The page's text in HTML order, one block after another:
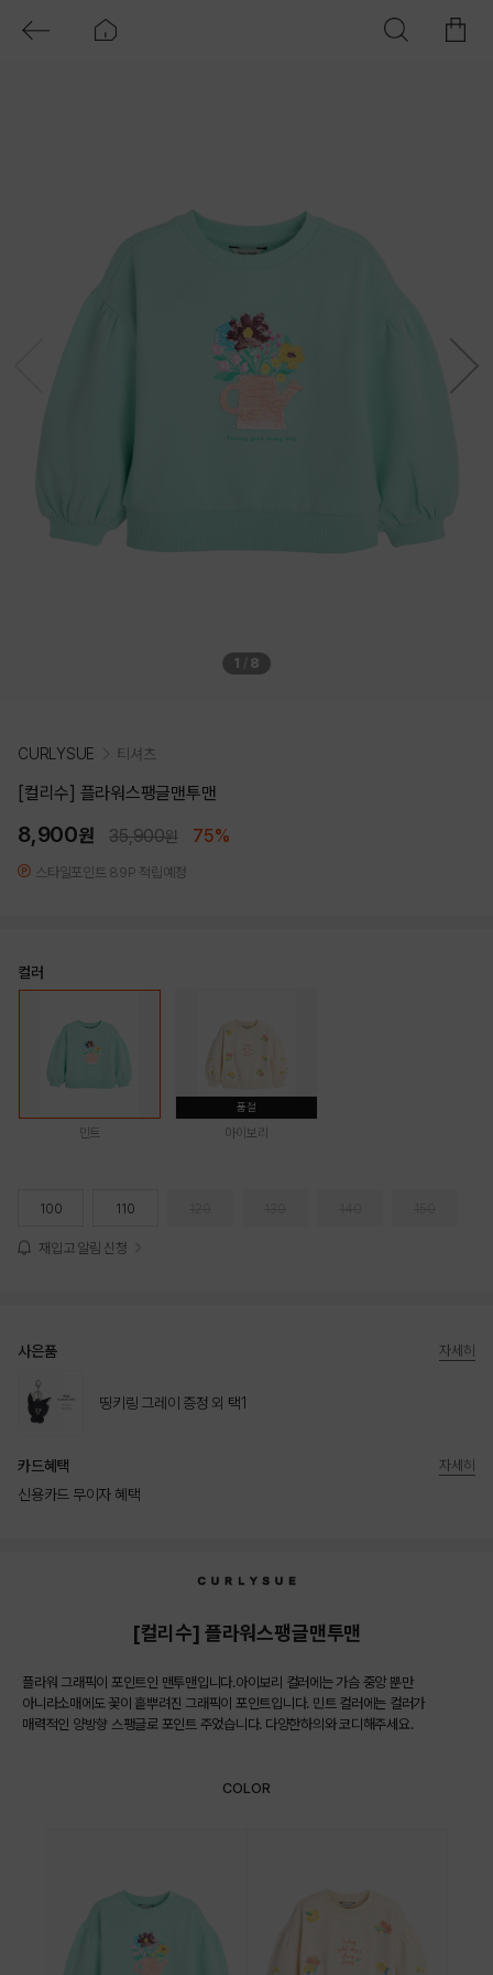
1 / 8
CURLYSUE 티셔츠
[컬리수] 플라워스팽글맨투맨
8,900원 35,900원 75%
스타일포인트 89P 적립예정
컬러
민트
품절
아이보리
100 110
재입고 알림 신청
사은품
띵키링 그레이 증정 외 택1
자세히
카드혜택
신용카드 무이자 혜택
자세히
[컬리수] 플라워스팽글맨투맨
플라워 그래픽이 포인트인 맨투맨입니다.아이보리 컬러에는 가슴 중앙 뿐만
아니라소매에도 꽃이 흩뿌려진 그래픽이 포인트입니다. 민트 컬러에는 컬러가
매력적인 양방향 스팽글로 포인트 주었습니다. 다양한하의와 코디해주세요.
COLOR